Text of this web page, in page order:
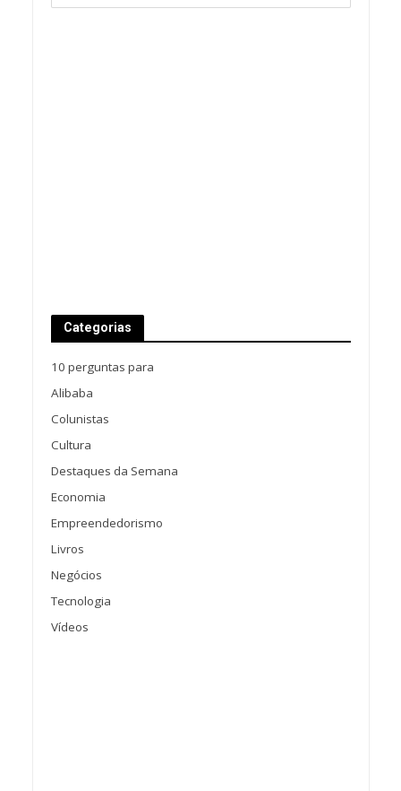
Categorias
10 perguntas para
Alibaba
Colunistas
Cultura
Destaques da Semana
Economia
Empreendedorismo
Livros
Negócios
Tecnologia
Vídeos